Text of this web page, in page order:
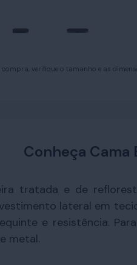
verifique o tamanho e as
Conheça Cama
tratada e de
lateral em
e resistência.
metal.